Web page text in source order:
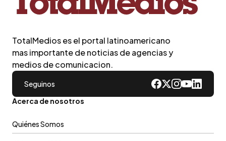
TotalMedios es el portal latinoamericano
mas importante de noticias de agencias y
medios de comunicacion.
Seguinos
Acerca de nosotros
Quiénes Somos